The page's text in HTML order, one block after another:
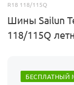
R18 118/115Q
Шины Sailun
118/115Q
БЕСПЛАТНЫЙ